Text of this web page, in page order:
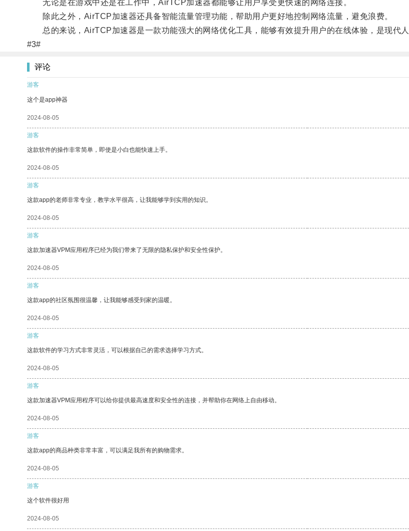
无论是在游戏中还是在工作中，AirTCP加速器都能够让用户享受更快速的网络连接。
除此之外，AirTCP加速器还具备智能流量管理功能，帮助用户更好地控制网络流量，避免浪费。
总的来说，AirTCP加速器是一款功能强大的网络优化工具，能够有效提升用户的在线体验，是现代人
#3#
评论
游客
这个是app神器
2024-08-05
游客
这款软件的操作非常简单，即使是小白也能快速上手。
2024-08-05
游客
这款app的老师非常专业，教学水平很高，让我能够学到实用的知识。
2024-08-05
游客
这款加速器VPM应用程序已经为我们带来了无限的隐私保护和安全性保护。
2024-08-05
游客
这款app的社区氛围很温馨，让我能够感受到家的温暖。
2024-08-05
游客
这款软件的学习方式非常灵活，可以根据自己的需求选择学习方式。
2024-08-05
游客
这款加速器VPM应用程序可以给你提供最高速度和安全性的连接，并帮助你在网络上自由移动。
2024-08-05
游客
这款app的商品种类非常丰富，可以满足我所有的购物需求。
2024-08-05
游客
这个软件很好用
2024-08-05